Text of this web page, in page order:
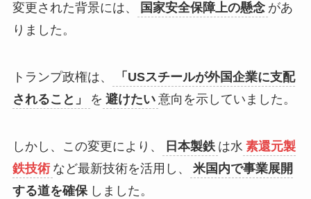
変更された背景には、
国家安全保障上の懸念 があ
りました。
トランプ政権は、
「USスチールが外国企業に支配
されること」
を 避けたい 意向を示していました。
しかし、この変更により、 日本製鉄 は水 素還元製
鉄技術 など最新技術を活用し、
米国内で事業展開
する道を確保 しました。